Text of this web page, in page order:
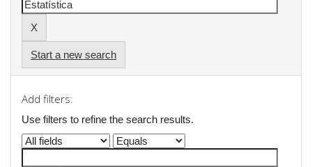
Start a new search
Add filters:
Use filters to refine the search results.